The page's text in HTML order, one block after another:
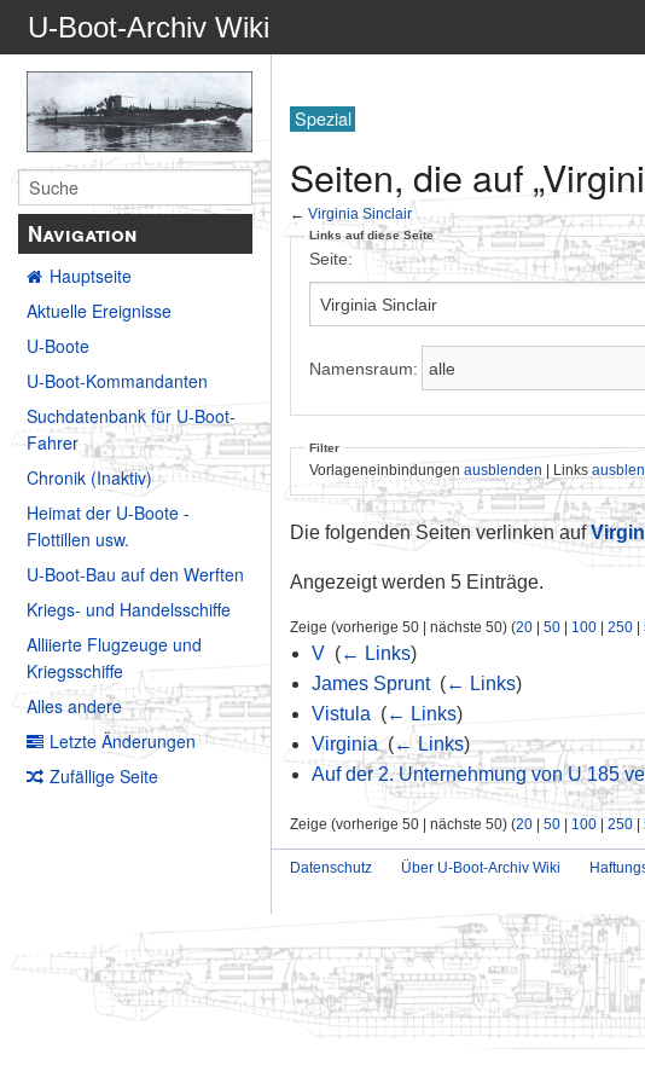
U-Boot-Archiv Wiki
Navigation
Hauptseite
Aktuelle Ereignisse
U-Boote
U-Boot-Kommandanten
Suchdatenbank für U-Boot-
Fahrer
Chronik (Inaktiv)
Heimat der U-Boote -
Flottillen usw.
U-Boot-Bau auf den Werften
Kriegs- und Handelsschiffe
Alliierte Flugzeuge und
Kriegsschiffe
Alles andere
Letzte Änderungen
Zufällige Seite
Spezial
Seiten, die auf
←Virginia Sinclair
Links auf diese Seite
Seite:
Namensraum:
Filter
Vorlageneinbindungen ausblenden | Links
Die folgenden Seiten verlinken auf
Angezeigt werden 5 Einträge.
Zeige (vorherige 50 | nächste 50) (20 |50 100 |250 |
V‎ (← Links)
James Sprunt‎ (← Links)
Vistula (← Links)
Virginia‎(← Links)
Auf der 2. Unternehmung von U 185
Zeige (vorherige 50 | nächste 50) (20 |50 100 |250 |
Datenschutz Über U-Boot-Archiv Wiki